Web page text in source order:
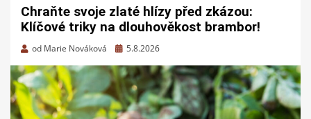
Chraňte svoje zlaté hlízy před zkázou:
Klíčové triky na dlouhověkost brambor!
od Marie Nováková
Zveřejněno
5.8.2026